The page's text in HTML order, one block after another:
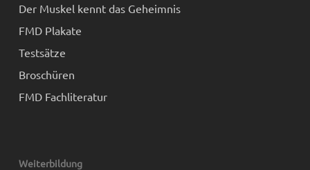
Der Muskel kennt das Geheimnis
FMD Plakate
Testsätze
Broschüren
FMD Fachliteratur
Weiterbildung